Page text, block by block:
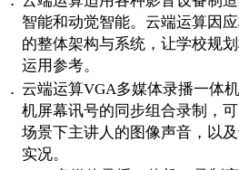
智能和动觉智能。云端运算因
的整体架构与系统，让学校规
运用参考。
． 云端运算VGA多媒体录播一体
机屏幕讯号的同步组合录制，
场景下主讲人的图像声音，以
实况。